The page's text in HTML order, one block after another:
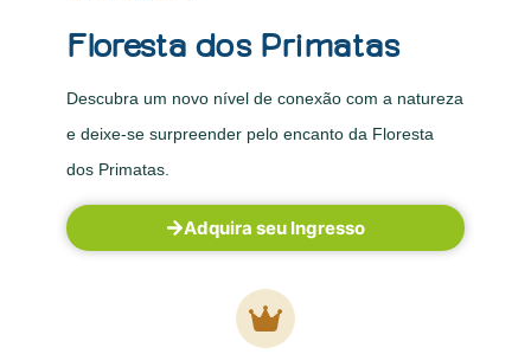
Floresta dos Primatas
Descubra um novo nível de conexão com a natureza
e deixe-se surpreender pelo encanto da Floresta
dos Primatas.
Adquira seu Ingresso